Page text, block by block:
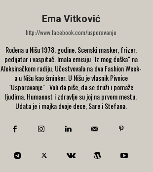
Ema Vitković
http://www.facebook.com/usporavanje
Rođena u Nišu 1978. godine. Scenski masker, frizer,
pedijatar i vaspitač. Imala emisiju "Iz mog ćoška" na
Aleksinačkom radiju. Učestvovala na dva Fashion Week-
a u Nišu kao šminker. U Nišu je vlasnik Pivnice
"Usporavanje" . Voli da piše, da se druži i pomaže
ljudima. Humanost i zdravlje su joj na prvom mestu.
Udata je i majka dvoje dece, Sare i Stefana.